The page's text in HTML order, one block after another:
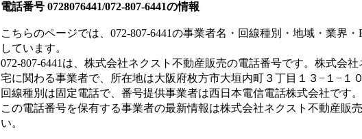
電話番号 0728076441/072-807-6441の情報
こちらのページでは、 072-807-6441の事業者名・回線種別・地域・業界
しています。
072-807-6441 は、 株式会社ネクスト不動産販売の電話番号です。 株式会社
宅に関わる事業者で、所在地は大阪府枚方市大垣内町３丁目１３−１−１
回線種別は固定電話で、番号提供事業者は西日本電信電話株式会社です。
この電話番号を保有する事業者の最新情報は株式会社ネクスト不動産販売
い。